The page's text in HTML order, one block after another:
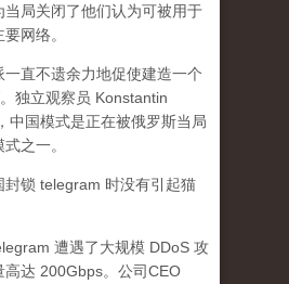
当局关闭了他们认为可被用于
网络。
一直不遗余力地促使建造一个
独立观察员 Konstantin
中国模式是正在被俄罗斯当局
之一。
封锁 telegram 时没有引起猫
遭遇了大规模 DDoS 攻
高达 200Gbps。公司CEO